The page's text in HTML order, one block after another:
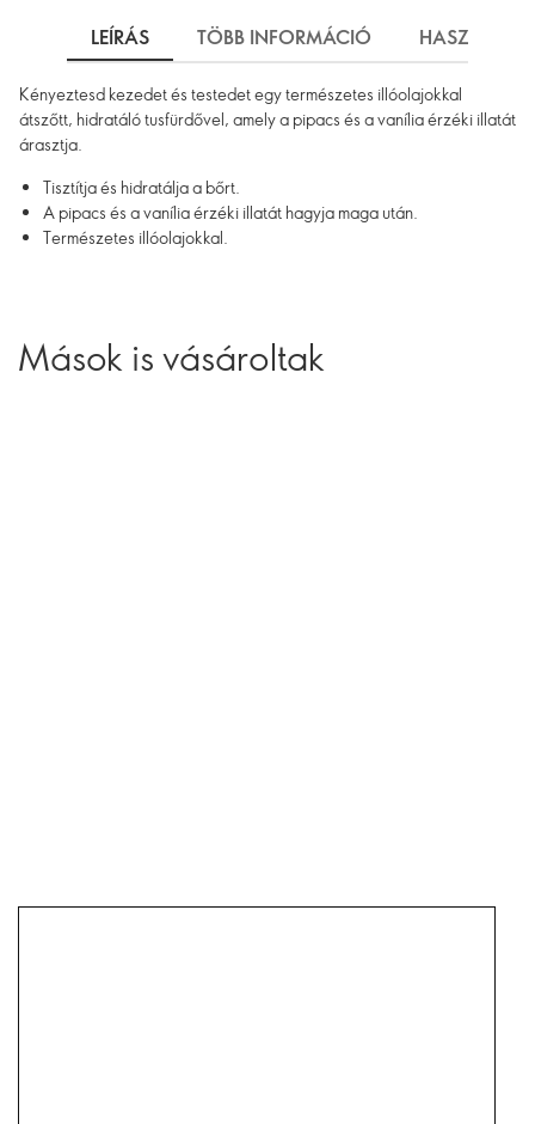
LEÍRÁS TÖBB INFORMÁCIÓ HASZNÁLAT
Kényeztesd kezedet és testedet egy természetes illóolajokkal
átszőtt, hidratáló tusfürdővel, amely a pipacs és a vanília érzéki illatát
árasztja.
Tisztítja és hidratálja a bőrt.
A pipacs és a vanília érzéki illatát hagyja maga után.
Természetes illóolajokkal.
Mások is vásároltak